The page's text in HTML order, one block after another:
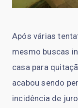
Após várias
mesmo buscas
casa para
acabou sendo
incidência de